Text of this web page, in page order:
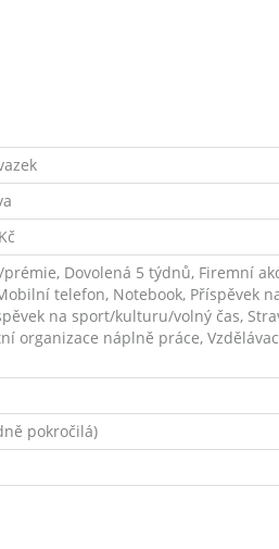
Dovolená 5 týdnů, Firemní
telefon, Notebook, Příspěvek
na sport/kulturu/volný čas,
organizace náplně práce,
pokročilá)